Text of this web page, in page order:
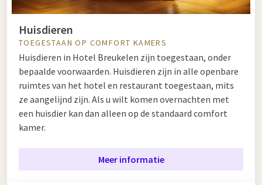
Huisdieren
TOEGESTAAN OP COMFORT KAMERS
Huisdieren in Hotel Breukelen zijn toegestaan, onder
bepaalde voorwaarden. Huisdieren zijn in alle openbare
ruimtes van het hotel en restaurant toegestaan, mits
ze aangelijnd zijn. Als u wilt komen overnachten met
een huisdier kan dan alleen op de standaard comfort
kamer.
Meer informatie